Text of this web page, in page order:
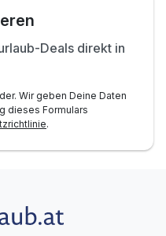
Deals direkt in
Wir geben Deine Daten
dieses Formulars
.